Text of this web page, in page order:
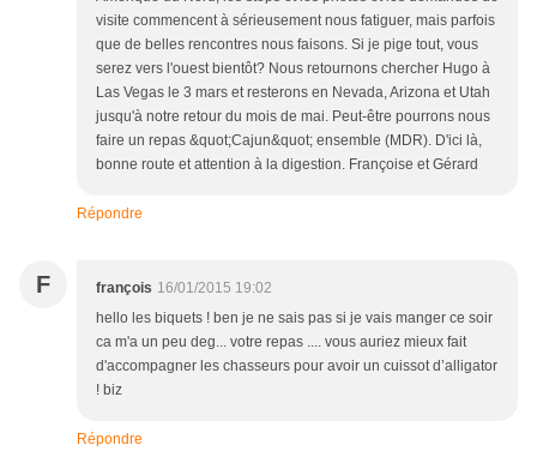
visite commencent à sérieusement nous fatiguer, mais parfois
que de belles rencontres nous faisons. Si je pige tout, vous
serez vers l'ouest bientôt? Nous retournons chercher Hugo à
Las Vegas le 3 mars et resterons en Nevada, Arizona et Utah
jusqu'à notre retour du mois de mai. Peut-être pourrons nous
faire un repas &quot;Cajun&quot; ensemble (MDR). D'ici là,
bonne route et attention à la digestion. Françoise et Gérard
Répondre
F françois 16/01/2015 19:02
hello les biquets ! ben je ne sais pas si je vais manger ce soir
ca m'a un peu deg... votre repas .... vous auriez mieux fait
d'accompagner les chasseurs pour avoir un cuissot d’alligator
! biz
Répondre